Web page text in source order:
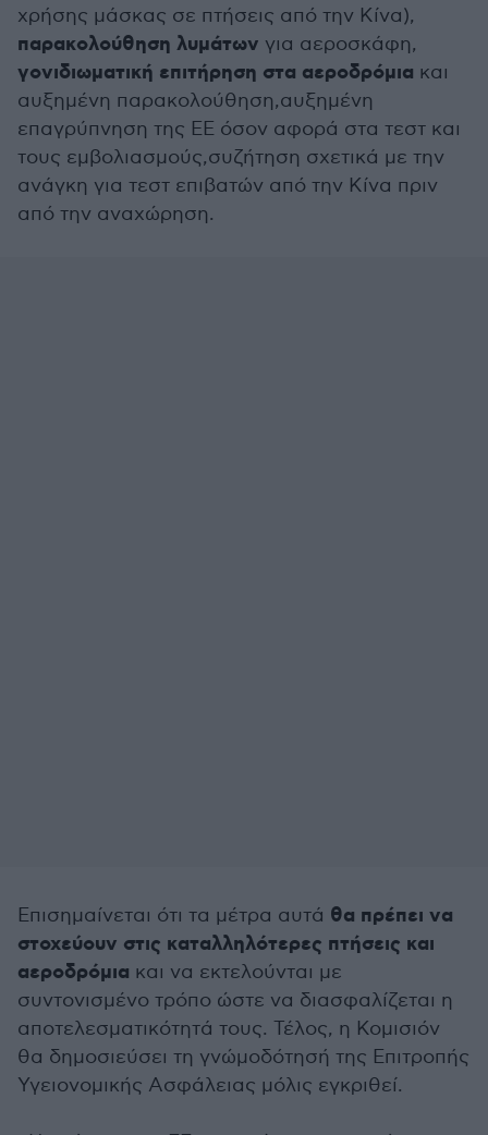
χρήσης μάσκας σε πτήσεις από την Κίνα),
παρακολούθηση λυμάτων για αεροσκάφη,
γονιδιωματική επιτήρηση στα αεροδρόμια και
αυξημένη παρακολούθηση,αυξημένη
επαγρύπνηση της ΕΕ όσον αφορά στα τεστ και
τους εμβολιασμούς,συζήτηση σχετικά με την
ανάγκη για τεστ επιβατών από την Κίνα πριν
από την αναχώρηση.
Επισημαίνεται ότι τα μέτρα αυτά θα πρέπει να
στοχεύουν στις καταλληλότερες πτήσεις και
αεροδρόμια και να εκτελούνται με
συντονισμένο τρόπο ώστε να διασφαλίζεται η
αποτελεσματικότητά τους. Τέλος, η Κομισιόν
θα δημοσιεύσει τη γνώμοδότησή της Επιτροπής
Υγειονομικής Ασφάλειας μόλις εγκριθεί.